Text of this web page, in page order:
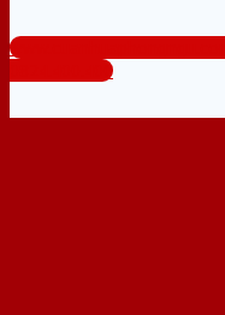
www.cuanhuaphongngu.com
0824.400.400